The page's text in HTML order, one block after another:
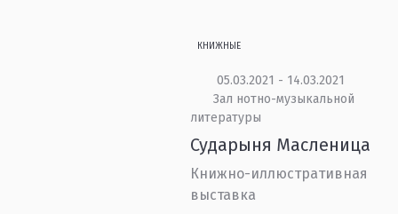
КНИЖНЫЕ
05.03.2021 - 14.03.2021
Зал нотно-музыкальной
литературы
Сударыня Масленица
Книжно-иллюстративная
выставка